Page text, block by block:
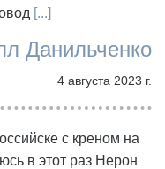
[...]
Данильченко
4 августа 2023 г.
с креном на
в этот раз Нерон